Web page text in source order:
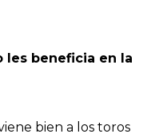
les beneficia en la
bien a los toros